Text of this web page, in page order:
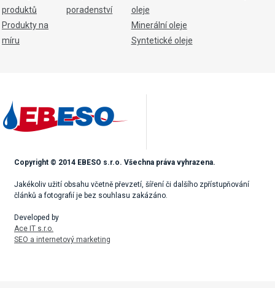
produktů
Produkty na
míru
poradenství
oleje
Minerální oleje
Syntetické oleje
Copyright © 2014 EBESO s.r.o. Všechna práva vyhrazena.
Jakékoliv užití obsahu včetně převzetí, šíření či dalšího zpřístupňování
článků a fotografií je bez souhlasu zakázáno.
Developed by
Ace IT s.r.o.
SEO a internetový marketing